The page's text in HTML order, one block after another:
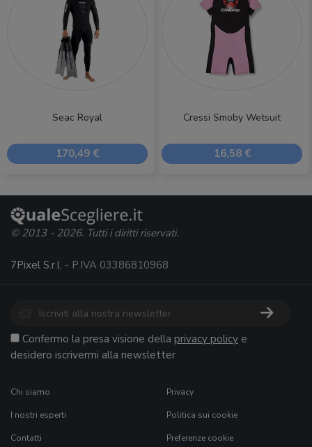
Seac Royal
170,49 €
Cressi Smoby Wetsuit
16,58 €
© 2013 - 2026. Tutti i diritti riservati.
7Pixel S.r.l. - P.IVA 03386810968
Confermo la presa visione della privacy policy e
desidero iscrivermi alla newsletter
Chi siamo
I nostri esperti
Contatti
Privacy
Politica sui cookie
Preferenze cookie